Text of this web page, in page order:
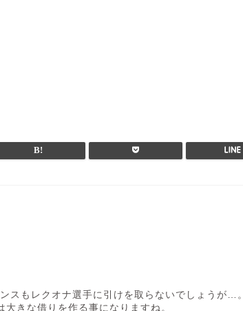
スもレクオナ選手に引けを取らないでしょうが…。
きな借りを作る事になりますね。